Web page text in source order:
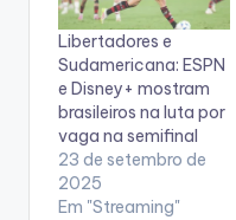
Libertadores e
Sudamericana: ESPN
e Disney+ mostram
brasileiros na luta por
vaga na semifinal
23 de setembro de
2025
Em "Streaming"